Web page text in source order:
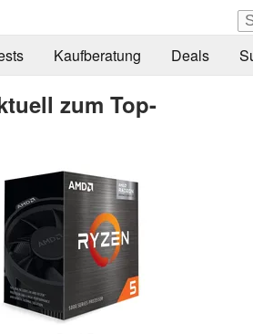
Kaufberatung Deals
zum Top-